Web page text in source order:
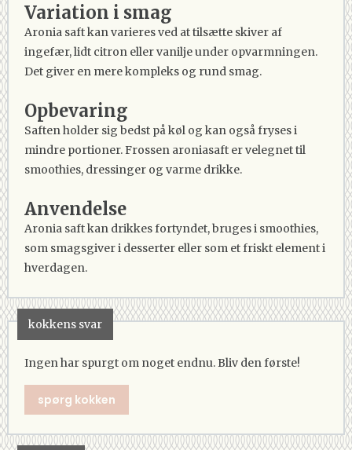
Variation i smag
Aronia saft kan varieres ved at tilsætte skiver af
ingefær, lidt citron eller vanilje under opvarmningen.
Det giver en mere kompleks og rund smag.
Opbevaring
Saften holder sig bedst på køl og kan også fryses i
mindre portioner. Frossen aroniasaft er velegnet til
smoothies, dressinger og varme drikke.
Anvendelse
Aronia saft kan drikkes fortyndet, bruges i smoothies,
som smagsgiver i desserter eller som et friskt element i
hverdagen.
kokkens svar
Ingen har spurgt om noget endnu. Bliv den første!
spørg kokken